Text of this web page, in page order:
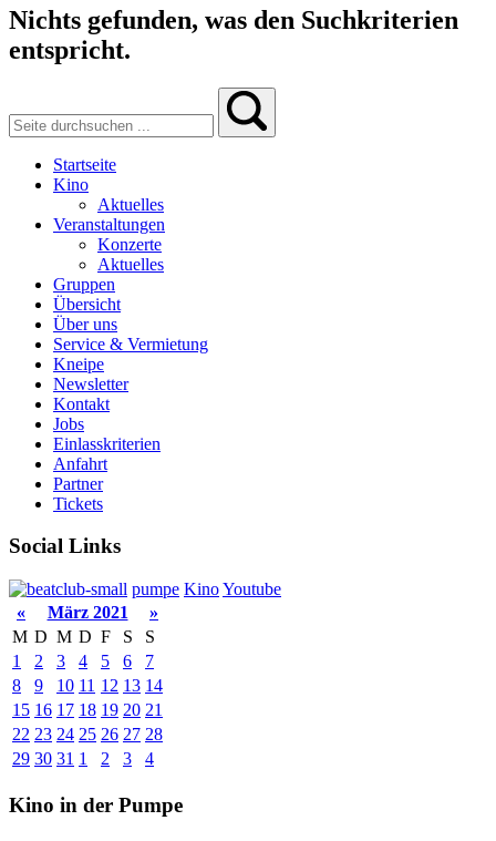
Nichts gefunden, was den Suchkriterien
entspricht.
Startseite
Kino
Aktuelles
Veranstaltungen
Konzerte
Aktuelles
Gruppen
Übersicht
Über uns
Service & Vermietung
Kneipe
Newsletter
Kontakt
Jobs
Einlasskriterien
Anfahrt
Partner
Tickets
Social Links
pumpe KinoYoutube
«
März 2021
»
M D M D F S
S
1
2 3 4 5 6
7
8
9 10 11 12 13 14
15 16 17 18 19 20 21
22 23 24 25 26 27 28
29 30 31 1 2 3 4
Kino in der Pumpe